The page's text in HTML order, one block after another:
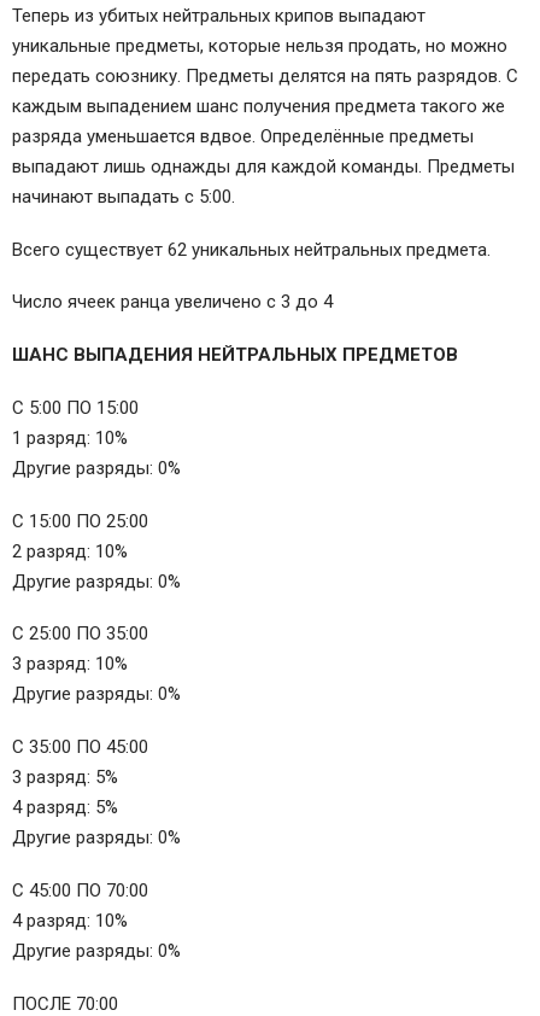
Теперь из убитых нейтральных крипов выпадают
уникальные предметы, которые нельзя продать, но можно
передать союзнику. Предметы делятся на пять разрядов. С
каждым выпадением шанс получения предмета такого же
разряда уменьшается вдвое. Определённые предметы
выпадают лишь однажды для каждой команды. Предметы
начинают выпадать с 5:00.
Всего существует 62 уникальных нейтральных предмета.
Число ячеек ранца увеличено с 3 до 4
ШАНС ВЫПАДЕНИЯ НЕЙТРАЛЬНЫХ ПРЕДМЕТОВ
С 5:00 ПО 15:00
1 разряд: 10%
Другие разряды: 0%
С 15:00 ПО 25:00
2 разряд: 10%
Другие разряды: 0%
С 25:00 ПО 35:00
3 разряд: 10%
Другие разряды: 0%
С 35:00 ПО 45:00
3 разряд: 5%
4 разряд: 5%
Другие разряды: 0%
С 45:00 ПО 70:00
4 разряд: 10%
Другие разряды: 0%
ПОСЛЕ 70:00